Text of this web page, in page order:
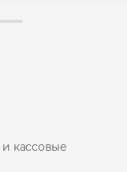
кассовые